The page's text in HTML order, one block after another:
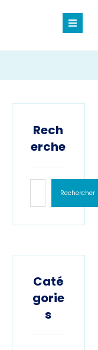
Rech
erche
Rechercher
Caté
gorie
s